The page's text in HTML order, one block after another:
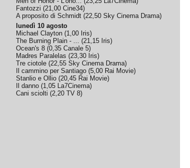
Fantozzi (21,00 Cine34)
A proposito di Schmidt (22,50 Sky Cinema Drama)
lunedì 10 agosto
Michael Clayton (1,00 Iris)
The Burning Plain - ... (21,15 Iris)
Ocean's 8 (0,35 Canale 5)
Madres Paralelas (23,30 Iris)
Tre ciotole (22,55 Sky Cinema Drama)
Il cammino per Santiago (5,00 Rai Movie)
Stanlio e Ollio (20,45 Rai Movie)
Il danno (1,05 La7Cinema)
Cani sciolti (2,20 TV 8)